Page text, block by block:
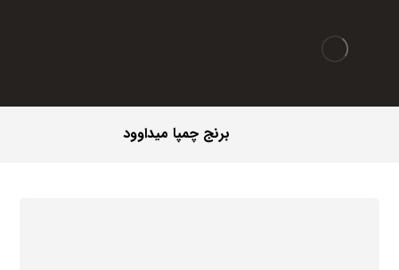
برنج چمپا میداوود